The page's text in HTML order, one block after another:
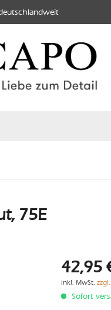
75E
42,95
inkl. MwSt.
Sofort